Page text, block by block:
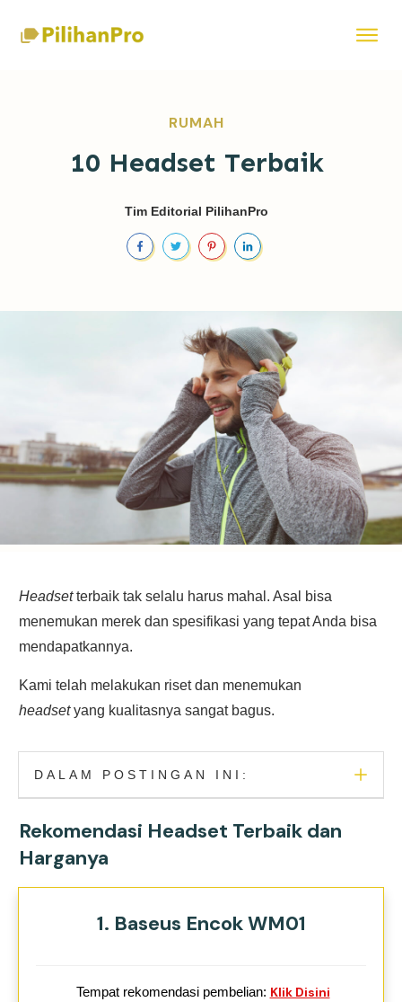
RUMAH
10 Headset Terbaik
Tim Editorial PilihanPro
Headsetterbaik tak selalu harus mahal. Asal bisa
menemukan merek dan spesifikasi yang tepat Anda bisa
mendapatkannya.
Kami telah melakukan riset dan menemukan
headsetyang kualitasnya sangat bagus.
DALAM POSTINGAN INI:
Rekomendasi Headset Terbaik dan
Harganya
1. Baseus Encok WM01
Tempat rekomendasi pembelian: Klik Disini